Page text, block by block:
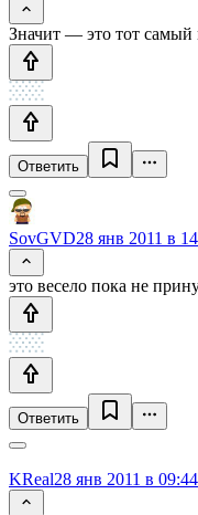
Значит — это тот самый
Ответить
SovGVD28 янв 2011 в
это весело пока не
Ответить
KReal28 янв 2011 в 09:44